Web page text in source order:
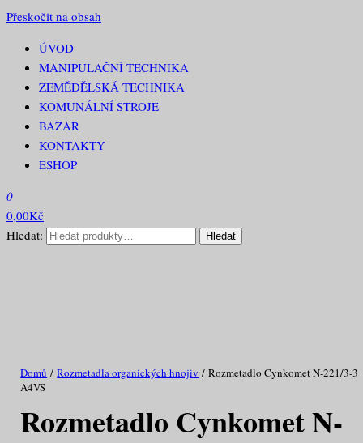
Přeskočit na obsah
RECAR PROFI
ÚVOD
MANIPULAČNÍ TECHNIKA
ZEMĚDĚLSKÁ TECHNIKA
KOMUNÁLNÍ STROJE
BAZAR
KONTAKTY
ESHOP
0
0,00Kč
Hledat:
Hledat
Domů /Rozmetadla organických hnojiv / Rozmetadlo Cynkomet N-221/3-3
A4VS
Rozmetadlo Cynkomet N-